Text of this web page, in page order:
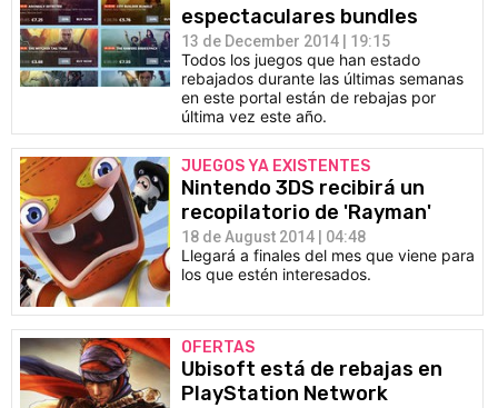
espectaculares bundles
13 de December 2014 | 19:15
Todos los juegos que han estado
rebajados durante las últimas semanas
en este portal están de rebajas por
última vez este año.
JUEGOS YA EXISTENTES
Nintendo 3DS recibirá un
recopilatorio de 'Rayman'
18 de August 2014 | 04:48
Llegará a finales del mes que viene para
los que estén interesados.
OFERTAS
Ubisoft está de rebajas en
PlayStation Network